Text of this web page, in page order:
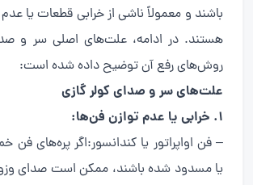
باشند و معمولاً ناشی از خرابی قطعات یا
هستند. در ادامه، علت‌های اصلی سر و
روش‌های رفع آن توضیح داده شده است:
علت‌های سر و صدای کولر گازی
1. خرابی یا عدم توازن فن‌ها:
– فن اواپراتور یا کندانسور:اگر پره‌های
یا مسدود شده باشند، ممکن است صدای